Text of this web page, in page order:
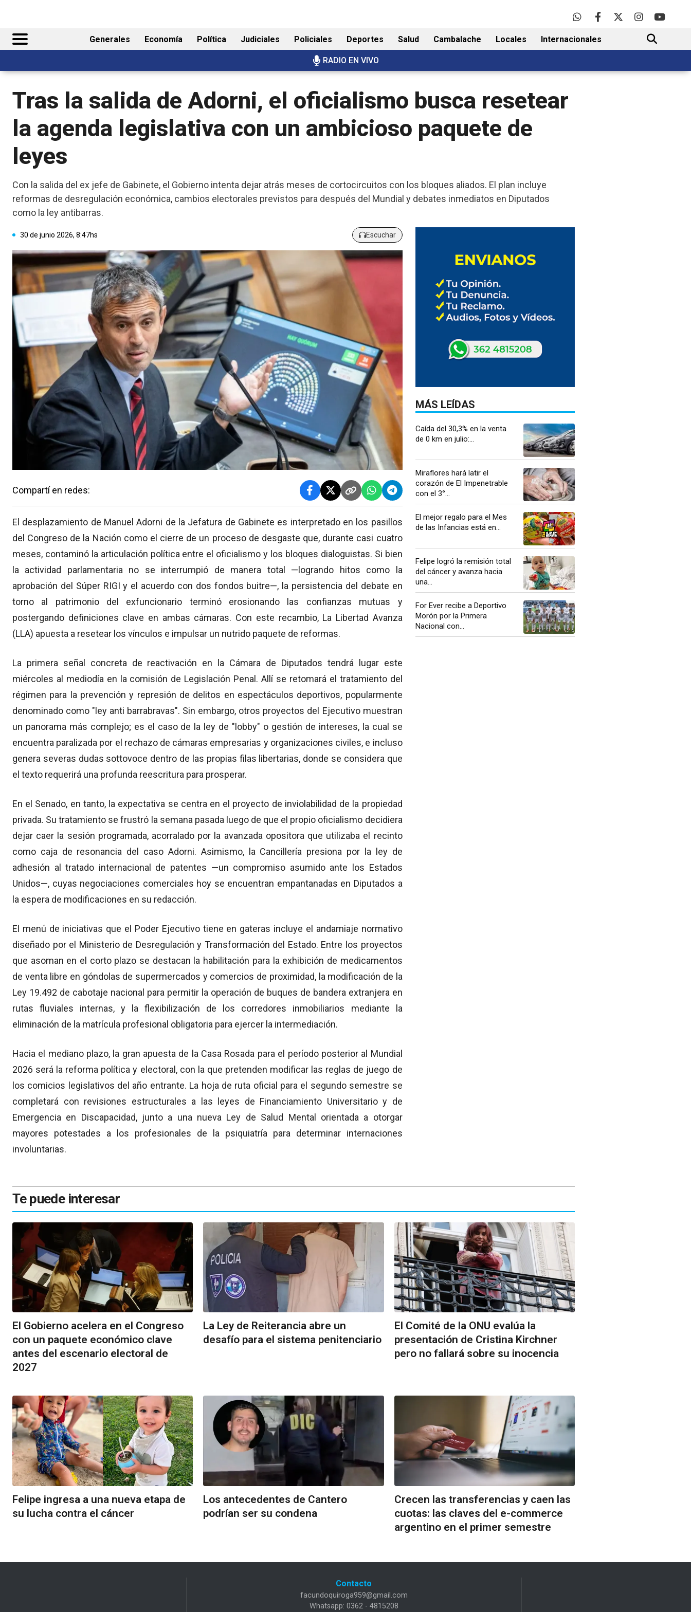
Generales Economía Política Judiciales Policiales Deportes Salud Cambalache Locales Internacionales
RADIO EN VIVO
BUSCAR
Tras la salida de Adorni, el oficialismo busca resetear
la agenda legislativa con un ambicioso paquete de
leyes
Con la salida del ex jefe de Gabinete, el Gobierno intenta dejar atrás meses de cortocircuitos con los bloques aliados. El plan incluye
reformas de desregulación económica, cambios electorales previstos para después del Mundial y debates inmediatos en Diputados
como la ley antibarras.
30 de junio 2026, 8:47hs Escuchar
Compartí en redes:
El desplazamiento de Manuel Adorni de la Jefatura de Gabinete es interpretado en los pasillos
del Congreso de la Nación como el cierre de un proceso de desgaste que, durante casi cuatro
meses, contaminó la articulación política entre el oficialismo y los bloques dialoguistas. Si bien
la actividad parlamentaria no se interrumpió de manera total —logrando hitos como la
aprobación del Súper RIGI y el acuerdo con dos fondos buitre—, la persistencia del debate en
torno al patrimonio del exfuncionario terminó erosionando las confianzas mutuas y
postergando definiciones clave en ambas cámaras. Con este recambio, La Libertad Avanza
(LLA) apuesta a resetear los vínculos e impulsar un nutrido paquete de reformas.
La primera señal concreta de reactivación en la Cámara de Diputados tendrá lugar este
miércoles al mediodía en la comisión de Legislación Penal. Allí se retomará el tratamiento del
régimen para la prevención y represión de delitos en espectáculos deportivos, popularmente
denominado como "ley anti barrabravas". Sin embargo, otros proyectos del Ejecutivo muestran
un panorama más complejo; es el caso de la ley de "lobby" o gestión de intereses, la cual se
encuentra paralizada por el rechazo de cámaras empresarias y organizaciones civiles, e incluso
genera severas dudas sottovoce dentro de las propias filas libertarias, donde se considera que
el texto requerirá una profunda reescritura para prosperar.
En el Senado, en tanto, la expectativa se centra en el proyecto de inviolabilidad de la propiedad
privada. Su tratamiento se frustró la semana pasada luego de que el propio oficialismo decidiera
dejar caer la sesión programada, acorralado por la avanzada opositora que utilizaba el recinto
como caja de resonancia del caso Adorni. Asimismo, la Cancillería presiona por la ley de
adhesión al tratado internacional de patentes —un compromiso asumido ante los Estados
Unidos—, cuyas negociaciones comerciales hoy se encuentran empantanadas en Diputados a
la espera de modificaciones en su redacción.
El menú de iniciativas que el Poder Ejecutivo tiene en gateras incluye el andamiaje normativo
diseñado por el Ministerio de Desregulación y Transformación del Estado. Entre los proyectos
que asoman en el corto plazo se destacan la habilitación para la exhibición de medicamentos
de venta libre en góndolas de supermercados y comercios de proximidad, la modificación de la
Ley 19.492 de cabotaje nacional para permitir la operación de buques de bandera extranjera en
rutas fluviales internas, y la flexibilización de los corredores inmobiliarios mediante la
eliminación de la matrícula profesional obligatoria para ejercer la intermediación.
Hacia el mediano plazo, la gran apuesta de la Casa Rosada para el período posterior al Mundial
2026 será la reforma política y electoral, con la que pretenden modificar las reglas de juego de
los comicios legislativos del año entrante. La hoja de ruta oficial para el segundo semestre se
completará con revisiones estructurales a las leyes de Financiamiento Universitario y de
Emergencia en Discapacidad, junto a una nueva Ley de Salud Mental orientada a otorgar
mayores potestades a los profesionales de la psiquiatría para determinar internaciones
involuntarias.
MÁS LEÍDAS
Caída del 30,3% en la venta
de 0 km en julio:...
Miraflores hará latir el
corazón de El Impenetrable
con el 3°...
El mejor regalo para el Mes
de las Infancias está en...
Felipe logró la remisión total
del cáncer y avanza hacia
una...
For Ever recibe a Deportivo
Morón por la Primera
Nacional con...
Te puede interesar
El Gobierno acelera en el Congreso
con un paquete económico clave
antes del escenario electoral de
2027
La Ley de Reiterancia abre un
desafío para el sistema penitenciario
El Comité de la ONU evalúa la
presentación de Cristina Kirchner
pero no fallará sobre su inocencia
Felipe ingresa a una nueva etapa de
su lucha contra el cáncer
Los antecedentes de Cantero
podrían ser su condena
Crecen las transferencias y caen las
cuotas: las claves del e-commerce
argentino en el primer semestre
Contacto
facundoquiroga959@gmail.com
Whatsapp: 0362 - 4815208